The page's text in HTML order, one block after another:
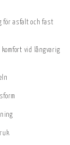
för asfalt och fast
komfort vid långvarig